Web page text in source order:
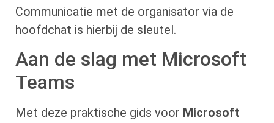
Communicatie met de organisator via de
hoofdchat is hierbij de sleutel.
Aan de slag met Microsoft
Teams
Met deze praktische gids voor Microsoft